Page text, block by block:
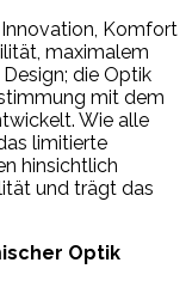
Komfort
maximalem
die Optik
mit dem
Wie alle
limitierte
hinsichtlich
und trägt das
Optik